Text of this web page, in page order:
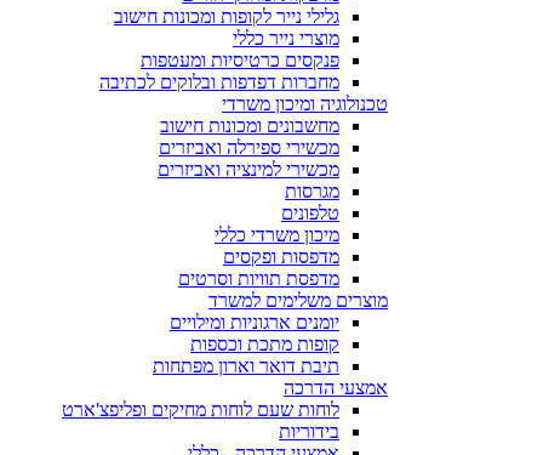
גלילי נייר לקופות ומכונות חישוב
מוצרי נייר כללי
פנקסים כרטיסיות ומעטפות
מחברות דפדפות ובלוקים לכתיבה
טכנולוגיה ומיכון משרדי
מחשבונים ומכונות חישוב
מכשירי ספירלה ואביזרים
מכשירי למינציה ואביזרים
מגרסות
טלפונים
מיכון משרדי כללי
מדפסות ופקסים
מדפסת תוויות וסרטים
מוצרים משלימים למשרד
יומנים ארגוניות ומילויים
קופות מתכת וכספות
תיבת דואר וארון מפתחות
אמצעי הדרכה
לוחות שעם לוחות מחיקים ופליפצ'ארט
בידוריות